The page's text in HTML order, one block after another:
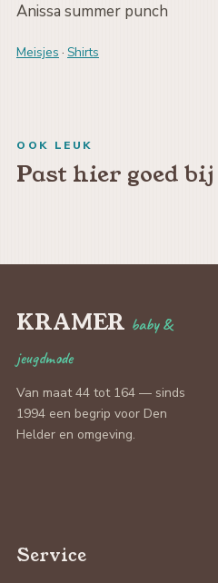
Anissa summer punch
Meisjes · Shirts
OOK LEUK
Past hier goed bij
KRAMER baby &
jeugdmode
Van maat 44 tot 164 — sinds
1994 een begrip voor Den
Helder en omgeving.
Service